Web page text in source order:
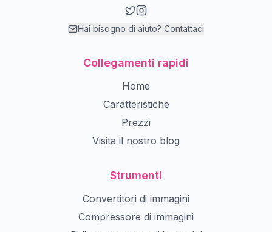
Hai bisogno di aiuto? Contattaci
Collegamenti rapidi
Home
Caratteristiche
Prezzi
Visita il nostro blog
Strumenti
Convertitori di immagini
Compressore di immagini